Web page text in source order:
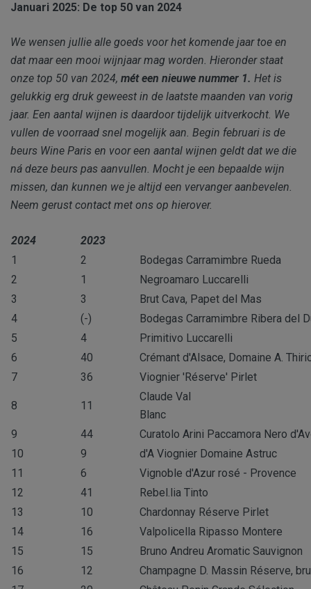
Januari 2025: De top 50 van 2024
We wensen jullie alle goeds voor het komende jaar toe en
dat maar een mooi wijnjaar mag worden. Hieronder staat
onze top 50 van 2024, mét een nieuwe nummer 1. Het is
gelukkig erg druk geweest in de laatste maanden van vorig
jaar. Een aantal wijnen is daardoor tijdelijk uitverkocht. We
vullen de voorraad snel mogelijk aan. Begin februari is de
beurs Wine Paris en voor een aantal wijnen geldt dat we die
ná deze beurs pas aanvullen. Mocht je een bepaalde wijn
missen, dan kunnen we je altijd een vervanger aanbevelen.
Neem gerust contact met ons op hierover.
2024
2023
1
2
Bodegas Carramimbre Rueda
2
1
Negroamaro Luccarelli
3
3
Brut Cava, Papet del Mas
4
(-)
Bodegas Carramimbre Ribera del
5
4
Primitivo Luccarelli
6
40
Crémant d'Alsace, Domaine A.
7
36 Viognier 'Réserve' Pirlet
8 11
Claude Val
Blanc
9
44
Curatolo Arini Paccamora Nero
10
9
d'A Viognier Domaine Astruc
11
6
Vignoble d'Azur rosé - Provence
12
41
Rebel.lia Tinto
13
10
Chardonnay Réserve Pirlet
14
16
Valpolicella Ripasso Montere
15
15
Bruno Andreu Aromatic Sauvignon
16
12
Champagne D. Massin Réserve,